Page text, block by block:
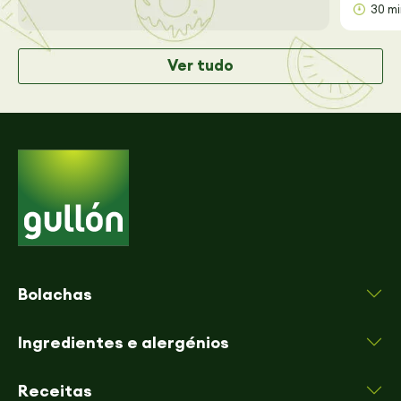
30
Ver tudo
Bolachas
Ingredientes e alergénios
Receitas